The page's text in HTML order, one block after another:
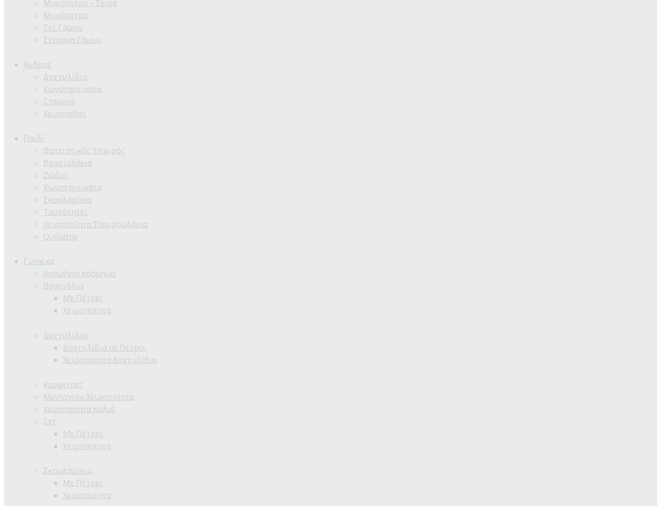
Μονόπετρα – Σειρέ
Μονόπετρα
Σετ Γάμου
Στέφανα Γάμου
Άνδρας
Δαχτυλίδια
Κωνσταντινάτα
Σταυροί
Χειροπέδες
Παιδί
Βαπτιστικός Σταυρός
Βραχιολάκια
Ζώδια
Κωνσταντινάτα
Σκουλαρίκια
Ταυτότητες
Χειροποίητα Σταυρουδάκια
Ονόματα
Γυναίκα
Ασημένιο κόσμημα
Βραχιόλια
Με Πέτρες
Χειροποίητα
Δαχτυλίδια
Δαχτυλίδια με Πέτρες
Χειροποίητα Δαχτυλίδια
Καρφίτσες
Μενταγιόν Χειροποίητα
Χειροποίητα Κολιέ
Σετ
Με Πέτρες
Χειροποίητα
Σκουλαρίκια
Με Πέτρες
Χειροποίητα